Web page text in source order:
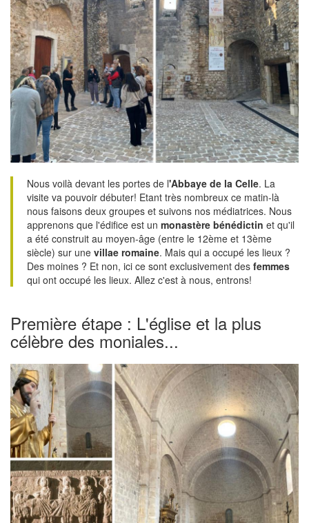
Nous voilà devant les portes de l'Abbaye de la Celle. La
visite va pouvoir débuter! Etant très nombreux ce matin-là
nous faisons deux groupes et suivons nos médiatrices. Nous
apprenons que l'édifice est un monastère bénédictin et qu'il
a été construit au moyen-âge (entre le 12ème et 13ème
siècle) sur une villae romaine. Mais qui a occupé les lieux ?
Des moines ? Et non, ici ce sont exclusivement des femmes
qui ont occupé les lieux. Allez c'est à nous, entrons!
Première étape : L'église et la plus
célèbre des moniales...